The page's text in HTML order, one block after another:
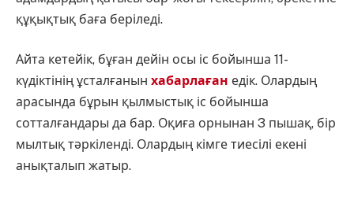
құқықтық баға беріледі.
Айта кетейік, бұған дейін осы іс бойынша 11-
күдіктінің ұсталғанын хабарлаған едік. Олардың
арасында бұрын қылмыстық іс бойынша
сотталғандары да бар. Оқиға орнынан 3 пышақ, бір
мылтық тәркіленді. Олардың кімге тиесілі екені
анықталып жатыр.